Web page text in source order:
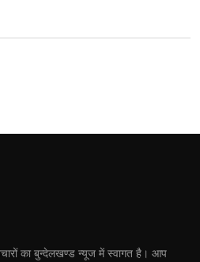
का बुन्देलखण्ड न्यूज में स्वागत है। आप